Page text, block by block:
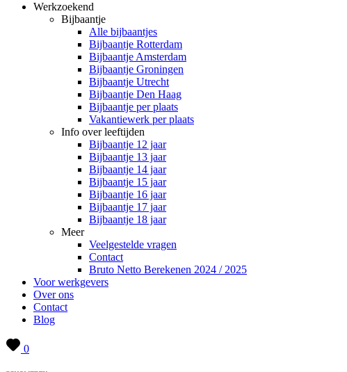
Werkzoekend
Bijbaantje
Alle bijbaantjes
Bijbaantje Rotterdam
Bijbaantje Amsterdam
Bijbaantje Groningen
Bijbaantje Utrecht
Bijbaantje Den Haag
Bijbaantje per plaats
Vakantiewerk per plaats
Info over leeftijden
Bijbaantje 12 jaar
Bijbaantje 13 jaar
Bijbaantje 14 jaar
Bijbaantje 15 jaar
Bijbaantje 16 jaar
Bijbaantje 17 jaar
Bijbaantje 18 jaar
Meer
Veelgestelde vragen
Contact
Bruto Netto Berekenen 2024 / 2025
Voor werkgevers
Over ons
Contact
Blog
0